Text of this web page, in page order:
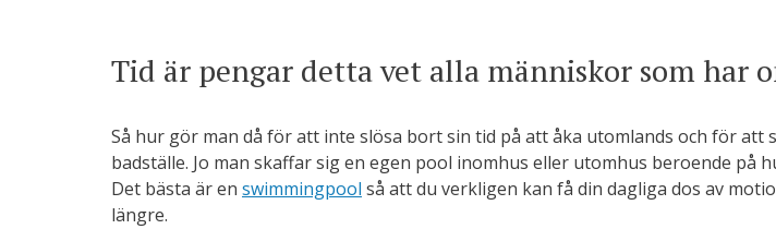
Tid är pengar detta vet alla människor som har
Så hur gör man då för att inte slösa bort sin tid på att åka utomlands och för att
badställe. Jo man skaffar sig en egen pool inomhus eller utomhus beroende på
Det bästa är en swimmingpool så att du verkligen kan få din dagliga dos av
längre.